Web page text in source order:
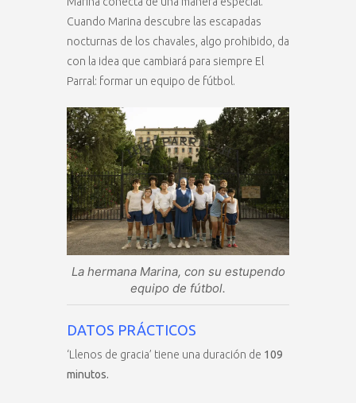
Cuando Marina descubre las escapadas
nocturnas de los chavales, algo prohibido, da
con la idea que cambiará para siempre El
Parral: formar un equipo de fútbol.
La hermana Marina, con su estupendo
equipo de fútbol.
DATOS PRÁCTICOS
‘Llenos de gracia’ tiene una duración de 109
minutos.